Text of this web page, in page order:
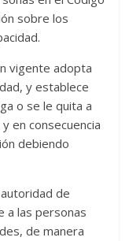
sobre los
vigente adopta
y establece
o se le quita a
en consecuencia
debiendo
de
a las personas
de manera